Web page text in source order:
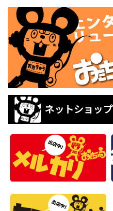
ネットショップ